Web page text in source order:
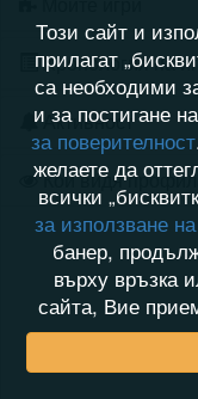
Хронология на
Активност
Кой видя
Този сайт и
прилагат
са необходими
и за постигане
за поверителност
желаете да
всички
за използване
банер,
върху връзка
сайта, Вие